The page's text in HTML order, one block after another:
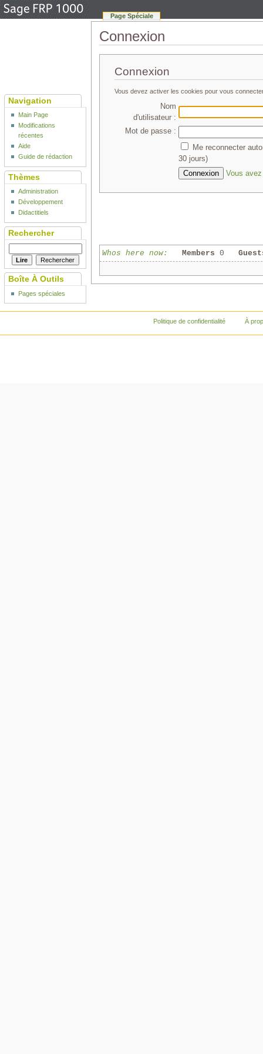
Connexion
Connexion
Vous devez activer les cookies pour vous
Nom
d'utilisateur :
Mot de passe :
Me reconnecter
30 jours)
Vous
Whos here now: Members 0
Page Spéciale
Navigation
Main Page
Modifications
récentes
Aide
Guide de rédaction
Thèmes
Administration
Développement
Didactitiels
Rechercher
Boîte À Outils
Pages spéciales
Politique de confidentialité À